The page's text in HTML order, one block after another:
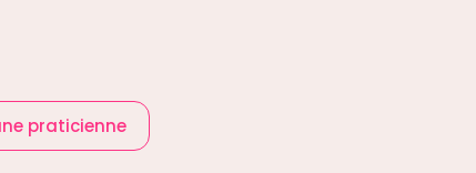
praticienne